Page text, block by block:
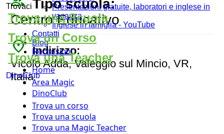
Presentazioni gratuite, laboratori e inglese in
vacanza
Inglese in famiglia - YouTube
Contatti
Blog
Recensioni
Home
Area Magic
DinoClub
Trova un corso
Trova una scuola
Trova una Magic Teacher
Trovaci
Trova una Scuola
Trova un Corso
Trova una Teacher
DinoClub
Tipo scuola:
Centro Educativo
place Indirizzo:
Vicolo Adda, Valeggio sul Mincio, VR,
Italia